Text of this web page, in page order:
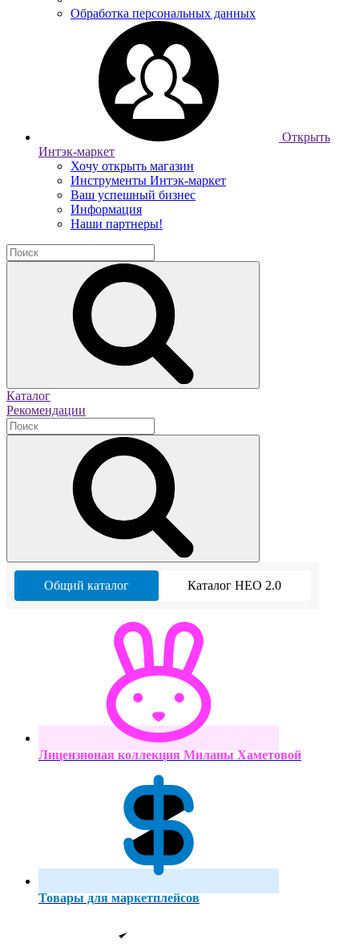
Обработка персональных данных
Открыть
Интэк-маркет
Хочу открыть магазин
Инструменты Интэк-маркет
Ваш успешный бизнес
Информация
Наши партнеры!
Каталог
Рекомендации
Общий каталог Каталог НЕО 2.0
Лицензионая коллекция Миланы Хаметовой
Товары для маркетплейсов